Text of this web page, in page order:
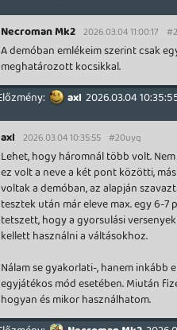
Necroman Mk2 2026.03.04 11:00:17
A demóban emlékeim szerint csak
meghatározott kocsikkal.
axl 2026.03.04
axl 2026.03.04 10:35:55 #20uyq
Lehet, hogy háromnál több volt.
ez volt a neve a két pont közötti,
voltak a demóban, az alapján
tesztek után már eleve max. egy 6-
tetszett, hogy a gyorsulási
kellett használni a váltásokhoz.
Nálam se gyakorlati-, hanem inkább
egyjátékos mód esetében. Miután
hogyan és mikor használhatom.